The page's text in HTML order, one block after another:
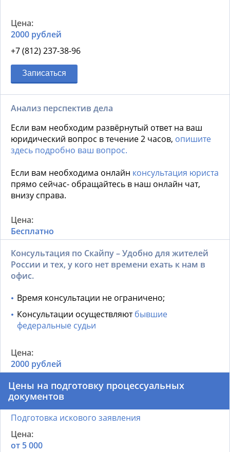
2000 рублей
+7 (812) 237-38-96
Записаться
Анализ перспектив дела
Если вам необходим развёрнутый ответ на ваш
юридический вопрос в течение 2 часов, опишите
здесь подробно ваш вопрос.
Если вам необходима онлайн консультация юриста
прямо сейчас- обращайтесь в наш онлайн чат,
внизу справа.
Бесплатно
Консультация по Скайпу – Удобно для жителей
России и тех, у кого нет времени ехать к нам в
офис.
Время консультации не ограничено;
Консультации осуществляютбывшие
федеральные судьи
2000 рублей
Цены на подготовку процессуальных
документов
Подготовка искового заявления
от 5 000